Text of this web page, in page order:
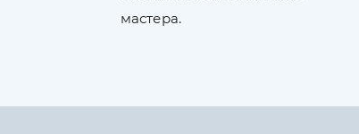
мастера.